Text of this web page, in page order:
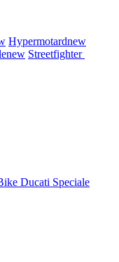
Hypermotardnew
new Streetfighter
Ducati Speciale